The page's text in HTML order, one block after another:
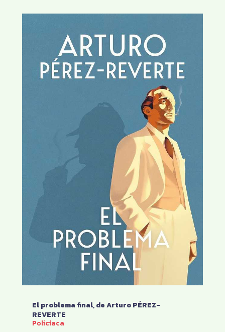
El problema final, de Arturo PÉREZ-
REVERTE
Policíaca